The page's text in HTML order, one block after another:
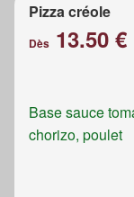
Pizza créole
Dès 13.50 €
Base sauce
chorizo, poulet